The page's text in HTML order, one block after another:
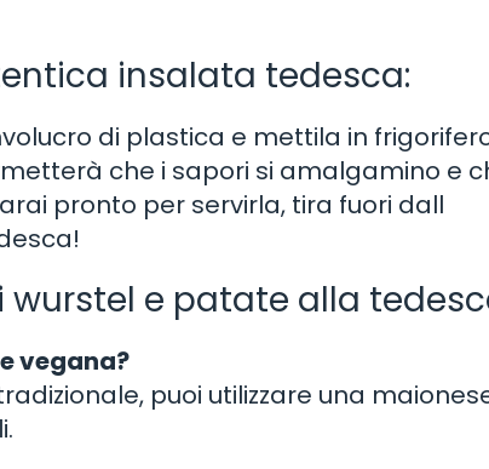
insalata tedesca:
di plastica e mettila in
che i sapori si amalgamino e
pronto per servirla, tira fuori dall
e patate alla
vegana?
puoi utilizzare una